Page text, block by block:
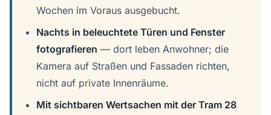
Wochen im Voraus ausgebucht.
Nachts in beleuchtete Türen und Fenster
fotografieren — dort leben Anwohner; die
Kamera auf Straßen und Fassaden richten,
nicht auf private Innenräume.
Mit sichtbaren Wertsachen mit der Tram 28